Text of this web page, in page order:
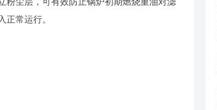
常运行。